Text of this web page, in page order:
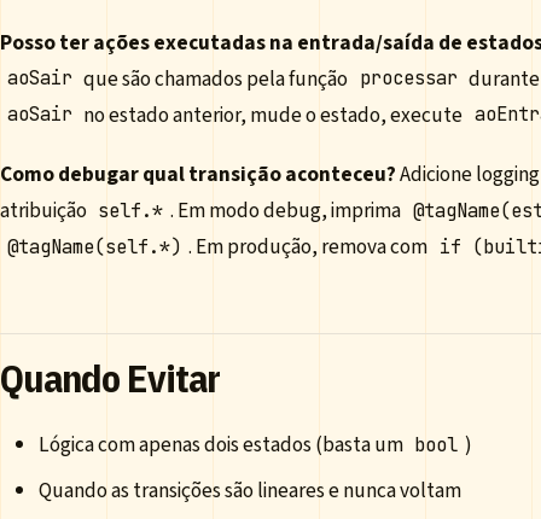
Posso ter ações executadas na entrada/saída de
aoSair que são chamados pela função processar durante
aoSair no estado anterior, mude o estado, execute
Como debugar qual transição aconteceu?Adicione
atribuição self.* . Em modo debug, imprima
@tagName(self.*) . Em produção, remova com if
Quando Evitar
Lógica com apenas dois estados (basta um bool )
Quando as transições são lineares e nunca voltam